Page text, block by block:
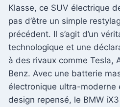
Klasse, ce SUV électrique
pas d’être un simple
précédent. Il s’agit d’un
technologique et une
à des rivaux comme Tesla,
Benz. Avec une batterie
électronique ultra-moderne
design repensé, le BMW